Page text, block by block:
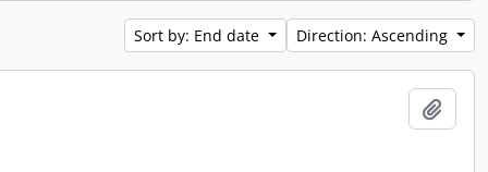
Sort by: End date Direction: Ascending